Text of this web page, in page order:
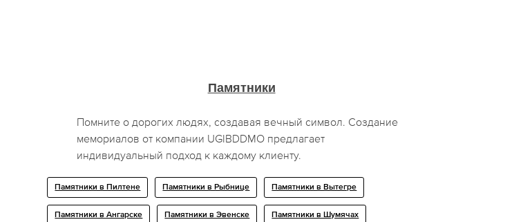
Памятники
Помните о дорогих людях, создавая вечный символ. Создание
мемориалов от компании UGIBDDMO предлагает
индивидуальный подход к каждому клиенту.
Памятники в Пилтене Памятники в Рыбнице Памятники в Вытегре
Памятники в Ангарске Памятники в Эвенске Памятники в Шумячах